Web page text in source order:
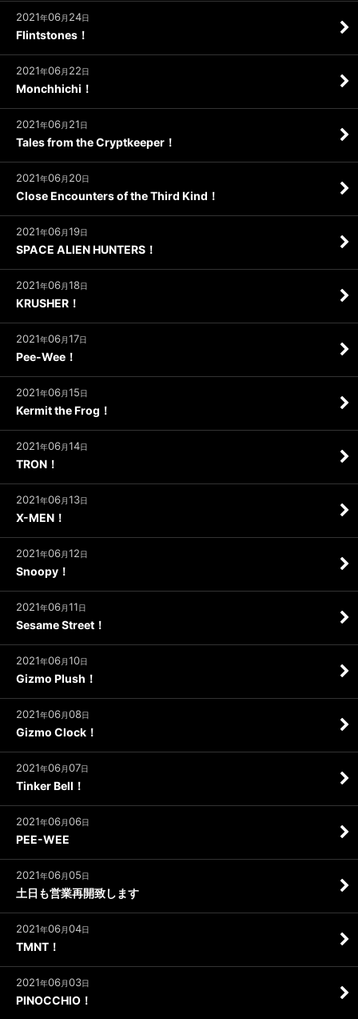
2021年06月 24日
Flintstones！
2021年06月 22日
Monchhichi！
2021年06月 21日
Tales from the Cryptkeeper！
2021年06月 20日
Close Encounters of the Third Kind！
2021年06月19日
SPACE ALIEN HUNTERS！
2021年06月18日
KRUSHER！
2021年06月17日
Pee-Wee！
2021年06月15日
Kermit the Frog！
2021年06月14日
TRON！
2021年06月13日
X-MEN！
2021年06月12日
Snoopy！
2021年06月11日
Sesame Street！
2021年06月10日
Gizmo Plush！
2021年06月08日
Gizmo Clock！
2021年06月07日
Tinker Bell！
2021年06月06日
PEE-WEE
2021年06月05日
土日も営業再開致します
2021年06月04日
TMNT！
2021年06月03日
PINOCCHIO！